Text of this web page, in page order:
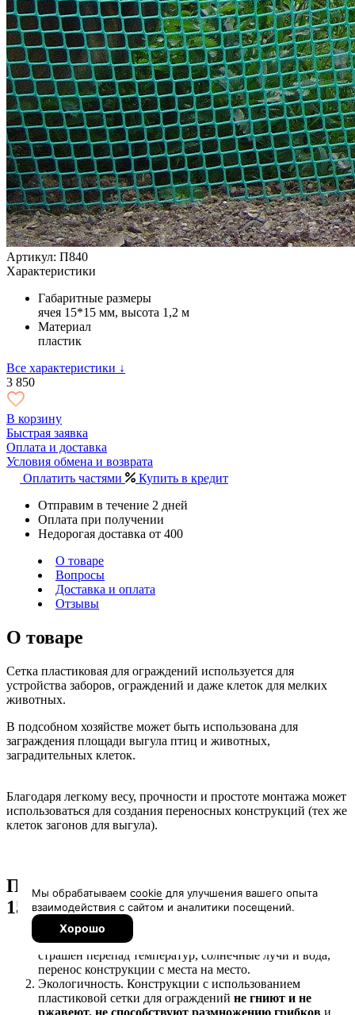
Артикул: П840
Характеристики
Габаритные размеры
ячея 15*15 мм, высота 1,2 м
Материал
пластик
Все характеристики ↓
3 850
В корзину
Быстрая заявка
Оплата и доставка
Условия обмена и возврата
Оплатить частями
Купить в кредит
Отправим в течение 2 дней
Оплата при получении
Недорогая доставка от 400
О товаре
Вопросы
Доставка и оплата
Отзывы
О товаре
Сетка пластиковая для ограждений используется для
устройства заборов, ограждений и даже клеток для мелких
животных.
В подсобном хозяйстве может быть использована для
заграждения площади выгула птиц и животных,
заградительных клеток.
Благодаря легкому весу, прочности и простоте монтажа может
использоваться для создания переносных конструкций (тех же
клеток загонов для выгула).
Преимущества сетки для птичника
15*15 мм (1,2*20 м):
Долговечность и высокая прочность
страшен перепад температур, солнечные лучи и вода,
перенос конструкции с места на место.
Экологичность. Конструкции с использованием
пластиковой сетки для ограждений не гниют и не
ржавеют, не способствуют размножению грибков и